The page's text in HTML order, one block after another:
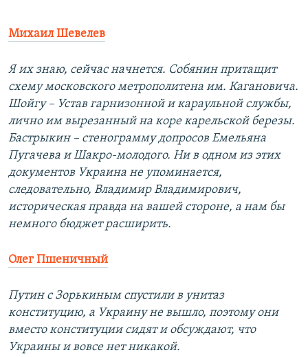
Михаил Шевелев
Я их знаю, сейчас начнется. Собянин притащит
схему московского метрополитена им. Кагановича.
Шойгу – Устав гарнизонной и караульной службы,
лично им вырезанный на коре карельской березы.
Бастрыкин – стенограмму допросов Емельяна
Пугачева и Шакро-молодого. Ни в одном из этих
документов Украина не упоминается,
следовательно, Владимир Владимирович,
историческая правда на вашей стороне, а нам бы
немного бюджет расширить.
Олег Пшеничный
Путин с Зорькиным спустили в унитаз
конституцию, а Украину не вышло, поэтому они
вместо конституции сидят и обсуждают, что
Украины и вовсе нет никакой.